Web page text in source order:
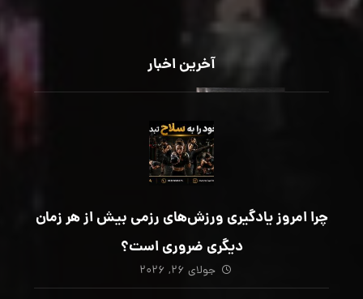
آخرین اخبار
چرا امروز یادگیری ورزش‌های رزمی بیش از هر زمان
دیگری ضروری است؟
جولای ۲۶, ۲۰۲۶